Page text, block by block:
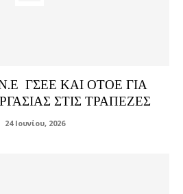
ΓΣΕΕ ΚΑΙ ΟΤΟΕ ΓΙΑ
ΣΤΙΣ ΤΡΑΠΕΖΕΣ
24 Ιουνίου, 2026